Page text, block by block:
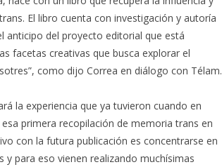
El libro cuenta con investigación y autoría
anticipo del proyecto editorial que está
facetas creativas que busca explorar el
como dijo Correa en diálogo con Télam.
la experiencia que ya tuvieron cuando en
primera recopilación de memoria trans en
con la futura publicación es concentrarse en
para eso vienen realizando muchísimas